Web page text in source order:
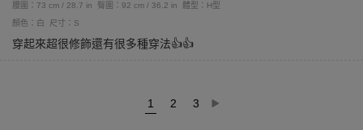
腰圍：73 cm / 28.7 in
臀圍：92 cm / 36.2 in
體型：H型
顏色：白
尺寸：S
穿起來超很修飾還有很多種穿法👍👍
1 2 3